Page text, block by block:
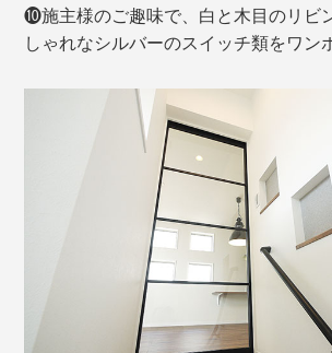
❿施主様のご趣味で、白と木目のリビ
しゃれなシルバーのスイッチ類をワン